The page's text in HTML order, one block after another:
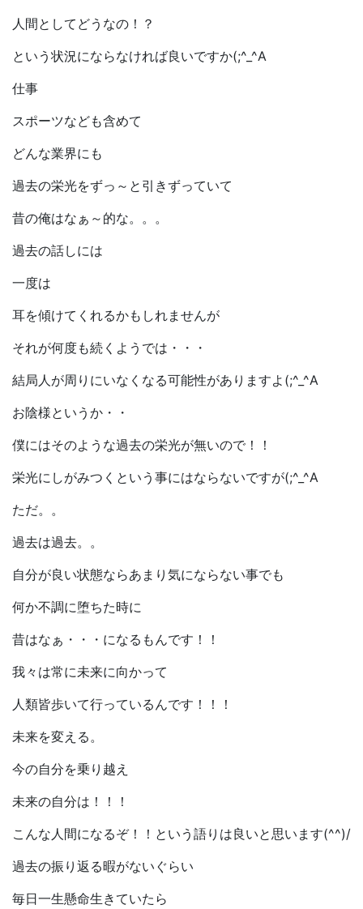
人間としてどうなの！？
という状況にならなければ良いですか(;^_^A
仕事
スポーツなども含めて
どんな業界にも
過去の栄光をずっ～と引きずっていて
昔の俺はなぁ～的な。。。
過去の話しには
一度は
耳を傾けてくれるかもしれませんが
それが何度も続くようでは・・・
結局人が周りにいなくなる可能性がありますよ(;^_^A
お陰様というか・・
僕にはそのような過去の栄光が無いので！！
栄光にしがみつくという事にはならないですが(;^_^A
ただ。。
過去は過去。。
自分が良い状態ならあまり気にならない事でも
何か不調に堕ちた時に
昔はなぁ・・・になるもんです！！
我々は常に未来に向かって
人類皆歩いて行っているんです！！！
未来を変える。
今の自分を乗り越え
未来の自分は！！！
こんな人間になるぞ！！という語りは良いと思います(^^)/
過去の振り返る暇がないぐらい
毎日一生懸命生きていたら